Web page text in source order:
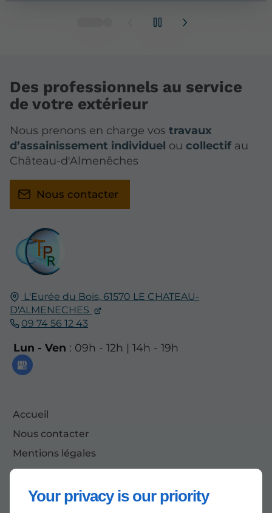
Your privacy is our priority
L'Eurée du Bois, 61570 LE CHATEAU-
D'ALMENECHES
09 74 56 12 43
Lun - Ven : 09h - 12h | 14h - 19h
Accueil
Nous contacter
Mentions légales
Plan du site
Des professionnels au service
de votre extérieur
Nous prenons en charge vos travaux
d’assainissement individuel ou collectifau
Château-d'Almenêches
Nous contacter